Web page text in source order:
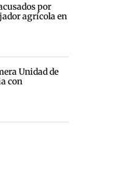
por
agrícola en
Unidad de
con